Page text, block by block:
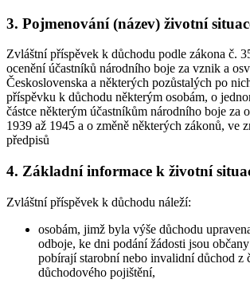
3. Pojmenování (název) životní
Zvláštní příspěvek k důchodu podle zákona č.
ocenění účastníků národního boje za vznik a
Československa a některých pozůstalých po
příspěvku k důchodu některým osobám, o
částce některým účastníkům národního boje za
1939 až 1945 a o změně některých zákonů, ve
předpisů
4. Základní informace k životní
Zvláštní příspěvek k důchodu náleží:
osobám, jimž byla výše důchodu
odboje, ke dni podání žádosti jsou
pobírají starobní nebo invalidní důchod z
důchodového pojištění,